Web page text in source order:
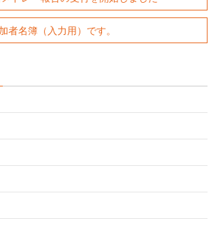
者名簿（入力用）です。